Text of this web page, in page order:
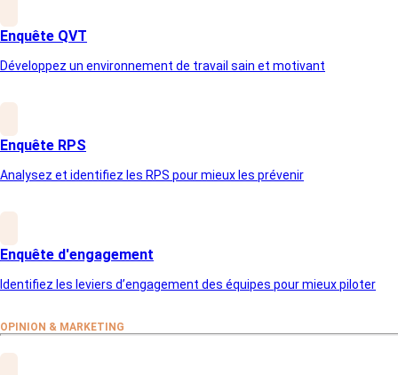
Enquête QVT
Développez un environnement de travail sain et motivant
Enquête RPS
Analysez et identifiez les RPS pour mieux les prévenir
Enquête d'engagement
Identifiez les leviers d’engagement des équipes pour mieux piloter
OPINION & MARKETING
Next Post
inédite. Dans ce contexte, People Vox a mis en place très
rapidement uneenquête de ressenti(à télécharger ici)
permettant de consulter l’ensemble des collaborateurs et de